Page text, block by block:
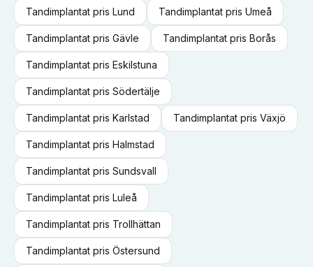
Tandimplantat pris Lund Tandimplantat pris Umeå
Tandimplantat pris Gävle Tandimplantat pris Borås
Tandimplantat pris Eskilstuna
Tandimplantat pris Södertälje
Tandimplantat pris Karlstad Tandimplantat pris Växjö
Tandimplantat pris Halmstad
Tandimplantat pris Sundsvall
Tandimplantat pris Luleå
Tandimplantat pris Trollhättan
Tandimplantat pris Östersund